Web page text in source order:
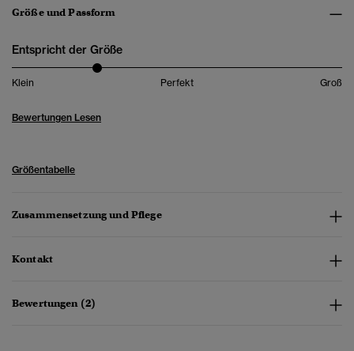
Größe und Passform
Entspricht der Größe
Klein Perfekt Groß
Bewertungen Lesen
Größentabelle
Zusammensetzung und Pflege
Kontakt
Bewertungen (2)